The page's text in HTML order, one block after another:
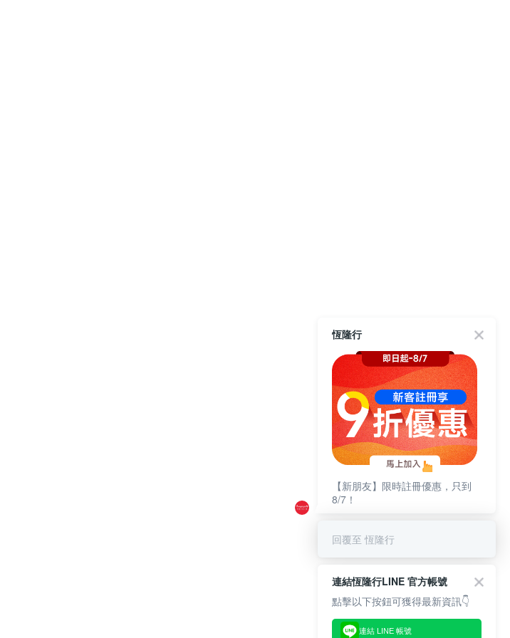
恆隆行
【新朋友】限時註冊優惠，只到
8/7！
回覆至 恆隆行
連結恆隆行LINE 官方帳號
點擊以下按鈕可獲得最新資訊👇
連結 LINE 帳號